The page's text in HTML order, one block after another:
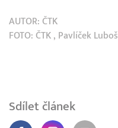
AUTOR: ČTK
FOTO: ČTK , Pavlíček Luboš
Sdílet článek